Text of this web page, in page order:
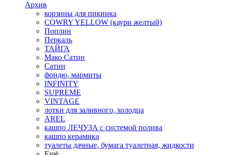
Архив
корзины для пикника
COWRY YELLOW (каури желтый)
Поплин
Перкаль
ТАЙГА
Мако Сатин
Сатин
фондю, мармиты
INFINITY
SUPREME
VINTAGE
лотки для заливного, холодца
AREL
кашпо ЛЕЧУЗА с системой полива
кашпо керамика
туалеты дачные, бумага туалетная, жидкости